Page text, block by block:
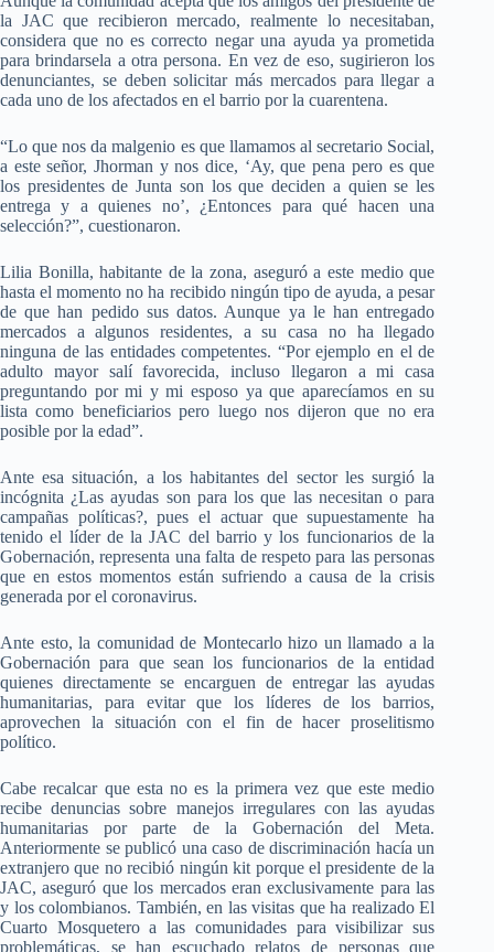
la JAC que recibieron mercado, realmente lo necesitaban,
considera que no es correcto negar una ayuda ya prometida
para brindarsela a otra persona. En vez de eso, sugirieron los
denunciantes, se deben solicitar más mercados para llegar a
cada uno de los afectados en el barrio por la cuarentena.
“Lo que nos da malgenio es que llamamos al secretario Social,
a este señor, Jhorman y nos dice, ‘Ay, que pena pero es que
los presidentes de Junta son los que deciden a quien se les
entrega y a quienes no’, ¿Entonces para qué hacen una
selección?”, cuestionaron.
Lilia Bonilla, habitante de la zona, aseguró a este medio que
hasta el momento no ha recibido ningún tipo de ayuda, a pesar
de que han pedido sus datos. Aunque ya le han entregado
mercados a algunos residentes, a su casa no ha llegado
ninguna de las entidades competentes. “Por ejemplo en el de
adulto mayor salí favorecida, incluso llegaron a mi casa
preguntando por mi y mi esposo ya que aparecíamos en su
lista como beneficiarios pero luego nos dijeron que no era
posible por la edad”.
Ante esa situación, a los habitantes del sector les surgió la
incógnita ¿Las ayudas son para los que las necesitan o para
campañas políticas?, pues el actuar que supuestamente ha
tenido el líder de la JAC del barrio y los funcionarios de la
Gobernación, representa una falta de respeto para las personas
que en estos momentos están sufriendo a causa de la crisis
generada por el coronavirus.
Ante esto, la comunidad de Montecarlo hizo un llamado a la
Gobernación para que sean los funcionarios de la entidad
quienes directamente se encarguen de entregar las ayudas
humanitarias, para evitar que los líderes de los barrios,
aprovechen la situación con el fin de hacer proselitismo
político.
Cabe recalcar que esta no es la primera vez que este medio
recibe denuncias sobre manejos irregulares con las ayudas
humanitarias por parte de la Gobernación del Meta.
Anteriormente se publicó una caso de discriminación hacía un
extranjero que no recibió ningún kit porque el presidente de la
JAC, aseguró que los mercados eran exclusivamente para las
y los colombianos. También, en las visitas que ha realizado El
Cuarto Mosquetero a las comunidades para visibilizar sus
problemáticas, se han escuchado relatos de personas que